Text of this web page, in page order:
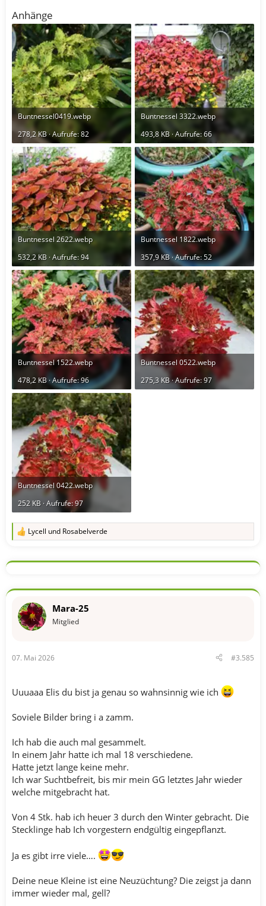
Anhänge
Buntnessel0419.webp
278,2 KB · Aufrufe: 82
Buntnessel 3322.webp
493,8 KB · Aufrufe: 66
Buntnessel 2622.webp
532,2 KB · Aufrufe: 94
Buntnessel 1822.webp
357,9 KB · Aufrufe: 52
Buntnessel 1522.webp
478,2 KB · Aufrufe: 96
Buntnessel 0522.webp
275,3 KB · Aufrufe: 97
Buntnessel 0422.webp
252 KB · Aufrufe: 97
R
k
o
e
n
Lycell und Rosabelverde
Mara-25
Mitglied
07. Mai 2026 #3.585
Uuuaaa Elis du bist ja genau so wahnsinnig wie ich
Soviele Bilder bring i a zamm.
Ich hab die auch mal gesammelt.
In einem Jahr hatte ich mal 18 verschiedene.
Hatte jetzt lange keine mehr.
Ich war Suchtbefreit, bis mir mein GG letztes Jahr wieder
welche mitgebracht hat.
Von 4 Stk. hab ich heuer 3 durch den Winter gebracht. Die
Stecklinge hab Ich vorgestern endgültig eingepflanzt.
Ja es gibt irre viele….
Deine neue Kleine ist eine Neuzüchtung? Die zeigst ja dann
immer wieder mal, gell?